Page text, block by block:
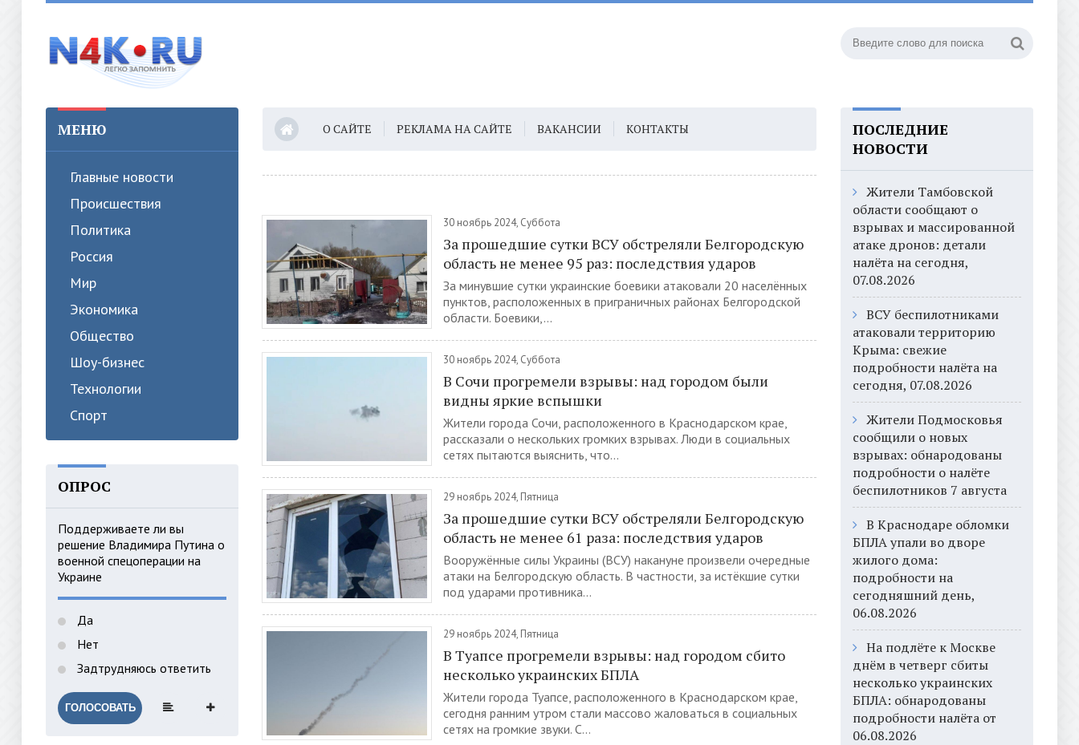
МЕНЮ
Главные новости
Происшествия
Политика
Россия
Мир
Экономика
Общество
Шоу-бизнес
Технологии
Спорт
ОПРОС
Поддерживаете ли вы
решение Владимира Путина о
военной спецоперации на
Украине
Да
Нет
Задтрудняюсь ответить
ГОЛОСОВАТЬ
О САЙТЕ РЕКЛАМА НА САЙТЕ ВАКАНСИИ КОНТАКТЫ
30 ноябрь 2024, Суббота
За прошедшие сутки ВСУ обстреляли Белгородскую
область не менее 95 раз: последствия ударов
За минувшие сутки украинские боевики атаковали 20 населённых
пунктов, расположенных в приграничных районах Белгородской
области. Боевики,...
30 ноябрь 2024, Суббота
В Сочи прогремели взрывы: над городом были
видны яркие вспышки
Жители города Сочи, расположенного в Краснодарском крае,
рассказали о нескольких громких взрывах. Люди в социальных
сетях пытаются выяснить, что...
29 ноябрь 2024, Пятница
За прошедшие сутки ВСУ обстреляли Белгородскую
область не менее 61 раза: последствия ударов
Вооружённые силы Украины (ВСУ) накануне произвели очередные
атаки на Белгородскую область. В частности, за истёкшие сутки
под ударами противника...
29 ноябрь 2024, Пятница
В Туапсе прогремели взрывы: над городом сбито
несколько украинских БПЛА
Жители города Туапсе, расположенного в Краснодарском крае,
сегодня ранним утром стали массово жаловаться в социальных
сетях на громкие звуки. С...
ПОСЛЕДНИЕ
НОВОСТИ
Жители Тамбовской
области сообщают о
взрывах и массированной
атаке дронов: детали
налёта на сегодня,
07.08.2026
ВСУ беспилотниками
атаковали территорию
Крыма: свежие
подробности налёта на
сегодня, 07.08.2026
Жители Подмосковья
сообщили о новых
взрывах: обнародованы
подробности о налёте
беспилотников 7 августа
В Краснодаре обломки
БПЛА упали во дворе
жилого дома:
подробности на
сегодняшний день,
06.08.2026
На подлёте к Москве
днём в четверг сбиты
несколько украинских
БПЛА: обнародованы
подробности налёта от
06.08.2026